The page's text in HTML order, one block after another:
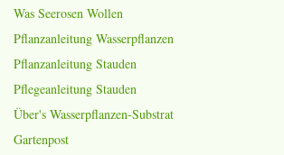
Was Seerosen Wollen
Pflanzanleitung Wasserpflanzen
Pflanzanleitung Stauden
Pflegeanleitung Stauden
Über's Wasserpflanzen-Substrat
Gartenpost